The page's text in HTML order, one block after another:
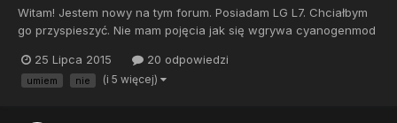
Witam! Jestem nowy na tym forum. Posiadam LG L7. Chciałbym
go przyspieszyć. Nie mam pojęcia jak się wgrywa cyanogenmod
aplikacją Kingo root. Pobrałem też ze sklepu play apkę : root
booster. Raczej nie umiem wgrać nowego systemu. Ktoś m...
25 Lipca 2015 20 odpowiedzi
umiem nie (i 5 więcej)